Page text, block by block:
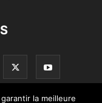
la meilleure